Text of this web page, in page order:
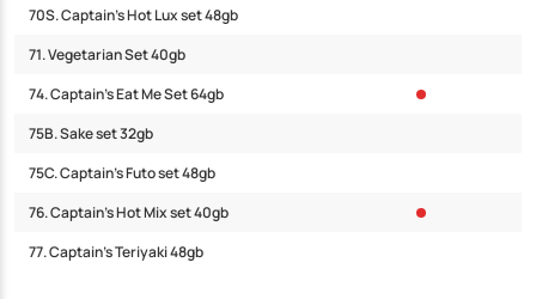
70S. Captain’s Hot Lux set 48gb
71. Vegetarian Set 40gb
74. Captain’s Eat Me Set 64gb
75B. Sake set 32gb
75C. Captain’s Futo set 48gb
76. Captain’s Hot Mix set 40gb
77. Captain’s Teriyaki 48gb